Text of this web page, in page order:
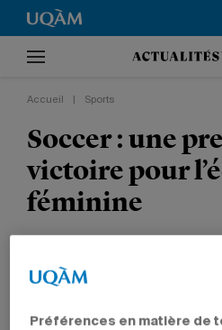
Accueil Sports
Soccer : une
victoire pour
féminine
Préférences en matière de